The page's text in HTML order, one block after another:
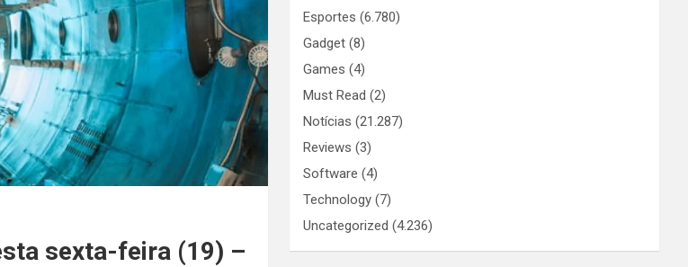
sexta-feira (19) –
Esportes (6.780)
Gadget (8)
Games (4)
Must Read (2)
Notícias (21.287)
Reviews (3)
Software (4)
Technology (7)
Uncategorized (4.236)